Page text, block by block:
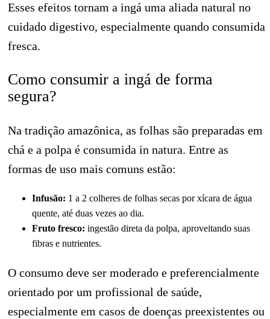
Esses efeitos tornam a ingá uma aliada natural no
cuidado digestivo, especialmente quando consumida
fresca.
Como consumir a ingá de forma
segura?
Na tradição amazônica, as folhas são preparadas em
chá e a polpa é consumida in natura. Entre as
formas de uso mais comuns estão:
Infusão: 1 a 2 colheres de folhas secas por xícara de água
quente, até duas vezes ao dia.
Fruto fresco: ingestão direta da polpa, aproveitando suas
fibras e nutrientes.
O consumo deve ser moderado e preferencialmente
orientado por um profissional de saúde,
especialmente em casos de doenças preexistentes ou